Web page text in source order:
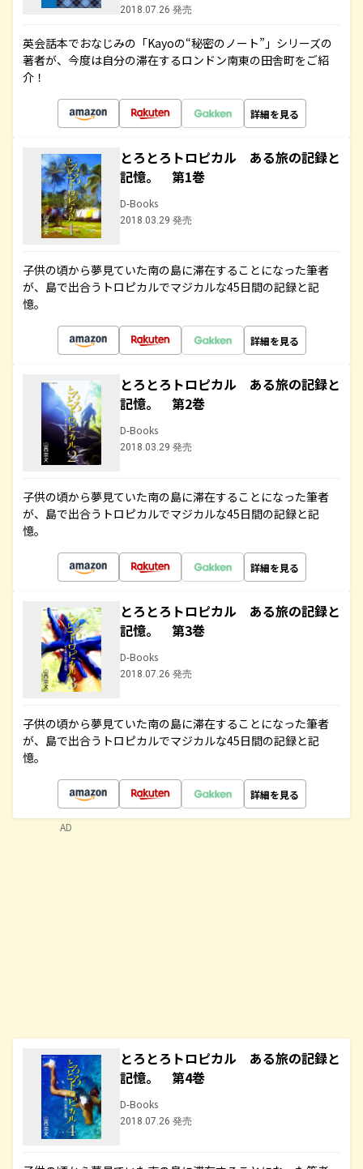
2018.07.26 発売
英会話本でおなじみの「Kayoの“秘密のノート”」シリーズの
著者が、今度は自分の滞在するロンドン南東の田舎町をご紹
介！
詳細を見る
とろとろトロピカル ある旅の記録と
記憶。 第1巻
D-Books
2018.03.29 発売
子供の頃から夢見ていた南の島に滞在することになった筆者
が、島で出合うトロピカルでマジカルな45日間の記録と記
憶。
詳細を見る
とろとろトロピカル ある旅の記録と
記憶。 第2巻
D-Books
2018.03.29 発売
子供の頃から夢見ていた南の島に滞在することになった筆者
が、島で出合うトロピカルでマジカルな45日間の記録と記
憶。
詳細を見る
とろとろトロピカル ある旅の記録と
記憶。 第3巻
D-Books
2018.07.26 発売
子供の頃から夢見ていた南の島に滞在することになった筆者
が、島で出合うトロピカルでマジカルな45日間の記録と記
憶。
詳細を見る
とろとろトロピカル ある旅の記録と
記憶。 第4巻
D-Books
2018.07.26 発売
AD